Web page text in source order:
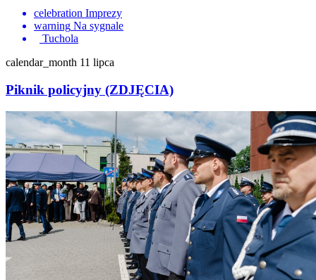
celebration Imprezy
warning Na sygnale
Tuchola
calendar_month 11 lipca
Piknik policyjny (ZDJĘCIA)